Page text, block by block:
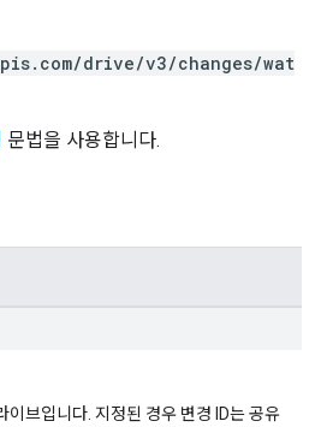
drive/v3/changes/wat
문법을 사용합니다.
이브입니다. 지정된 경우 변경 ID는 공유